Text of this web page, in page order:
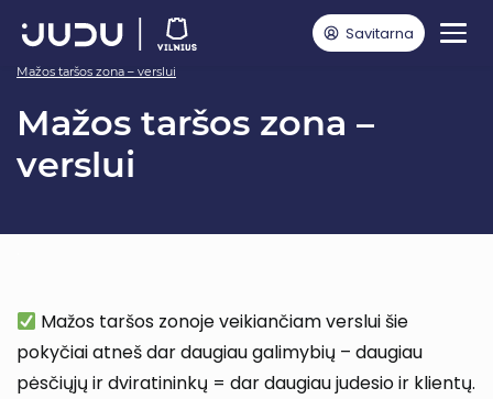
Savitarna
Mažos taršos zona Vilniaus senamiestyje
Mažos taršos zona – verslui
Mažos taršos zona –
verslui
Mažos taršos zonoje veikiančiam verslui šie
pokyčiai atneš dar daugiau galimybių – daugiau
pėsčiųjų ir dviratininkų = dar daugiau judesio ir klientų.